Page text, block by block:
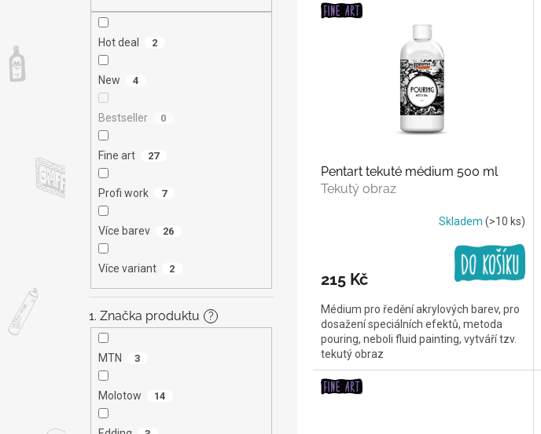
Hot deal 2
New 4
Bestseller 0
Fine art 27
Profi work 7
Více barev 26
Více variant 2
1. Značka produktu ?
MTN 3
Molotow 14
Pentart tekuté médium 500 ml
Tekutý obraz
Skladem (>10 ks)
215 Kč
Médium pro ředění akrylových barev, pro
dosažení speciálních efektů, metoda
pouring, neboli fluid painting, vytváří tzv.
tekutý obraz